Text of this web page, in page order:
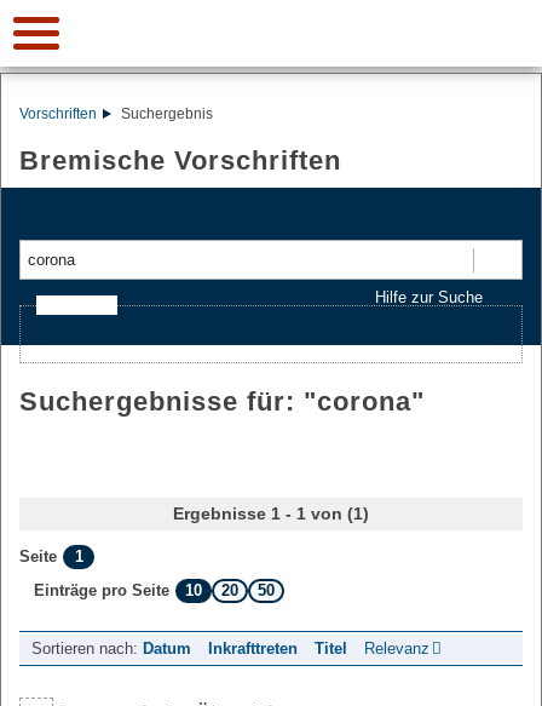
Vorschriften Suchergebnis
Bremische Vorschriften
Hilfe zur Suche
Suchergebnisse für: "corona"
Ergebnisse 1 - 1 von (1)
Seite
1
Einträge pro Seite
10 20 50
Sortieren nach: Datum Inkrafttreten Titel Relevanz